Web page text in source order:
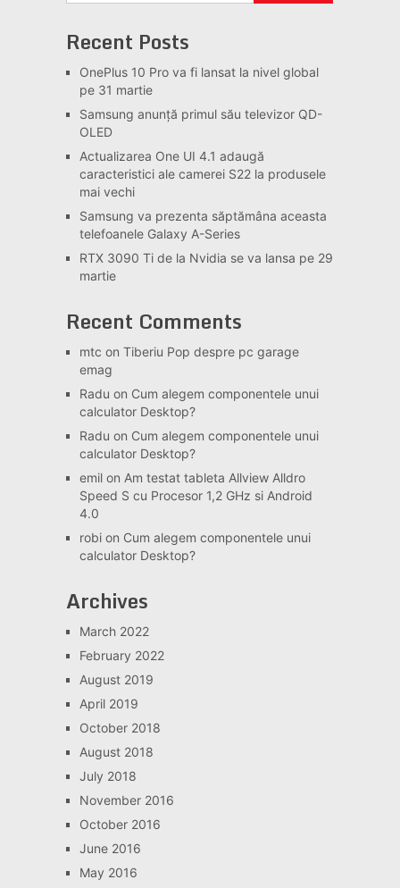
Recent Posts
OnePlus 10 Pro va fi lansat la nivel global
pe 31 martie
Samsung anunță primul său televizor QD-
OLED
Actualizarea One UI 4.1 adaugă
caracteristici ale camerei S22 la produsele
mai vechi
Samsung va prezenta săptămâna aceasta
telefoanele Galaxy A-Series
RTX 3090 Ti de la Nvidia se va lansa pe 29
martie
Recent Comments
mtc on Tiberiu Pop despre pc garage
emag
Radu on Cum alegem componentele unui
calculator Desktop?
Radu on Cum alegem componentele unui
calculator Desktop?
emilon Am testat tableta Allview Alldro
Speed S cu Procesor 1,2 GHz si Android
4.0
robion Cum alegem componentele unui
calculator Desktop?
Archives
March 2022
February 2022
August 2019
April 2019
October 2018
August 2018
July 2018
November 2016
October 2016
June 2016
May 2016